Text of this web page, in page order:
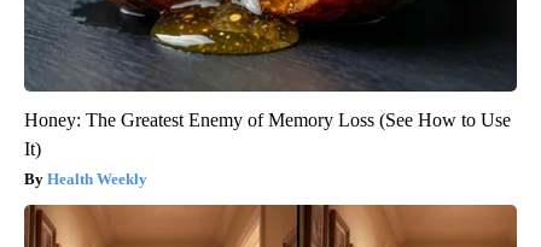
Honey: The Greatest Enemy of Memory Loss (See How to Use
It)
Health Weekly